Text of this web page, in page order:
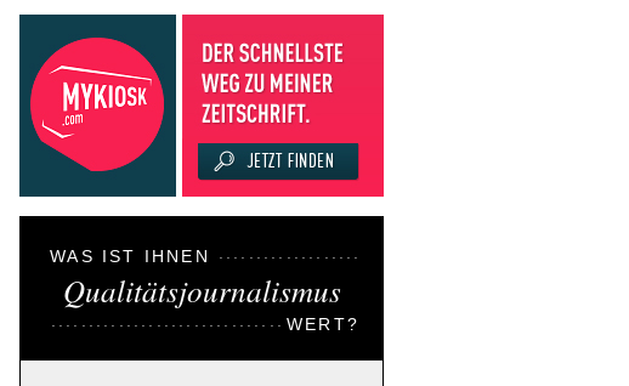
WAS IST IHNEN
Qualitätsjournalismus
WERT?